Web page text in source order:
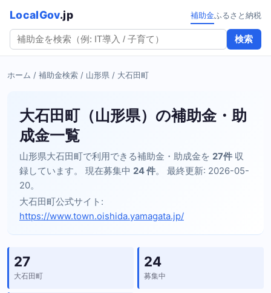
LocalGov.jp
検索
補助金ふるさと納税
ホーム / 補助金検索 / 山形県 / 大石田町
大石田町（山形県）の補助金・助
成金一覧
山形県大石田町で利用できる補助金・助成金を 27件 収
録しています。 現在募集中 24 件。 最終更新: 2026-05-
20。
大石田町公式サイト:
https://www.town.oishida.yamagata.jp/
27
大石田町
24
募集中